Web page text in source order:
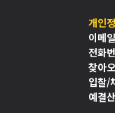
개인
이메
전화
찾아
입찰/
예결